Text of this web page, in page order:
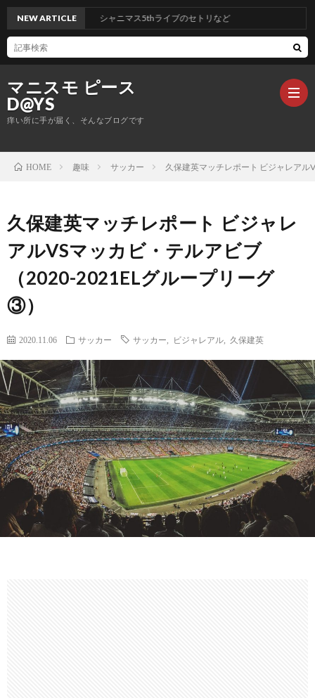
マニスモ ピース
D@YS
痒い所に手が届く、そんなブログです
生
ー
イ
マ
ス
趣
味
そ
の
時
事
ネ
ブ
ロ
NEW ARTICLEシャニマス5thライブのセトリなど
HOME 趣味 サッカー 久保建英マッチレポート ビジャレア
久保建英マッチレポート ビジャレ
アルVSマッカビ・テルアビブ
（2020-2021ELグループリーグ
③）
2020.11.06 サッカー サッカー ビジャレアル 久保建英